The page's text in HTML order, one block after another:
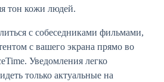
тон кожи людей.
с собеседниками фильмами,
с вашего экрана прямо во
Уведомления легко
только актуальные на